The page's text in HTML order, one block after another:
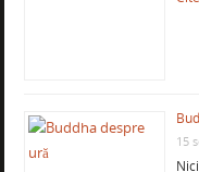
15